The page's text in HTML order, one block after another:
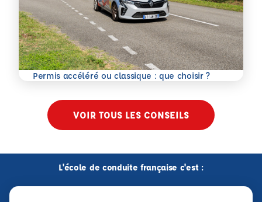
Permis accéléré ou classique : que choisir ?
En savoir plus
VOIR TOUS LES CONSEILS
L'école de conduite française c'est :